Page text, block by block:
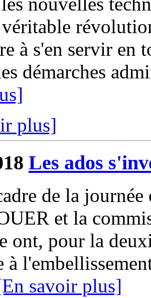
à s'en servir en
démarches
plus]
Les ados
de la
et la
ont, pour la
à
savoir plus]